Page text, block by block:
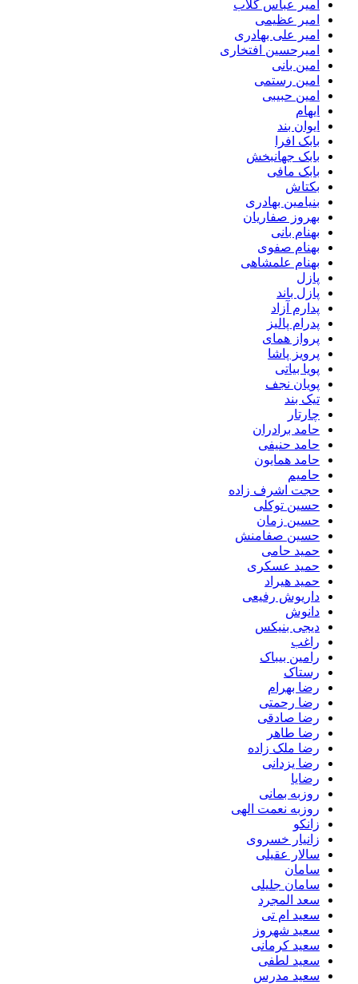
امیر عباس گلاب
امیر عظیمی
امیر علی بهادری
امیرحسین افتخاری
امین بانی
امین رستمی
امین حبیبی
ایهام
ایوان بند
بابک افرا
بابک جهانبخش
بابک مافی
بکتاش
بنیامین بهادری
بهروز صفاریان
بهنام بانی
بهنام صفوی
بهنام علمشاهی
پازل
پازل باند
پدارم آزاد
پدرام پالیز
پرواز همای
پرویز پاشا
پویا بیاتی
پویان نجف
تیک بند
چارتار
حامد برادران
حامد حنیفی
حامد همایون
حامیم
حجت اشرف زاده
حسین توکلی
حسین زمان
حسین صفامنش
حمید حامی
حمید عسکری
حمید هیراد
داریوش رفیعی
دانوش
دیجی بنیکس
راغب
رامین بیباک
رستاک
رضا بهرام
رضا رحمتی
رضا صادقی
رضا طاهر
رضا ملک زاده
رضا یزدانی
رضایا
روزبه بمانى
روزبه نعمت الهی
زانکو
زانیار خسروی
سالار عقیلی
سامان
سامان جلیلی
سعد المجرد
سعید ام تی
سعید شهروز
سعید کرمانی
سعید لطفی
سعید مدرس